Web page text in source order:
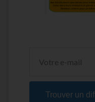
Trouver un